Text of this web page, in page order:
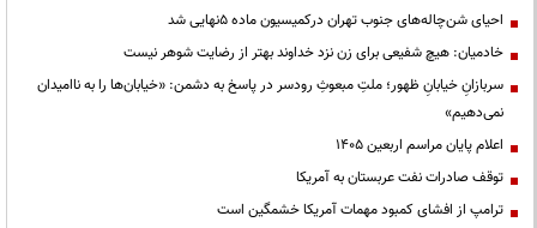
احیای شن‌چاله‌های جنوب تهران درکمیسیون ماده ۵نهایی شد
خادمیان: هیچ شفیعی برای زن نزد خداوند بهتر از رضایت شوهر نیست
سربازانِ خیابانِ ظهور؛ ملتِ مبعوثِ رودسر در پاسخ به دشمن: «خیابان‌ها را به ناامیدان
نمی‌دهیم»
اعلام پایان مراسم اربعین ۱۴۰۵
توقف صادرات نفت عربستان به آمریکا
ترامپ از افشای کمبود مهمات آمریکا خشمگین است